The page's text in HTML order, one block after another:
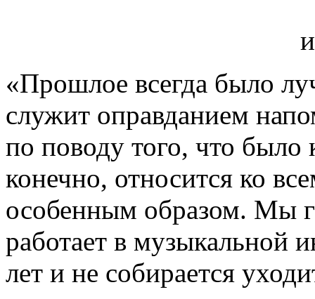
«Прошлое всегда было
служит оправданием
по поводу того, что было
конечно, относится ко
особенным образом. Мы
работает в музыкальной
лет и не собирается